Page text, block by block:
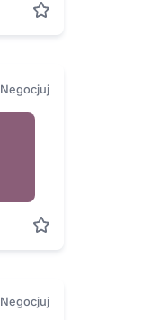
Negocjuj
Negocjuj